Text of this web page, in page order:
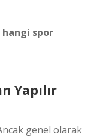
spor
Yapılır
genel olarak